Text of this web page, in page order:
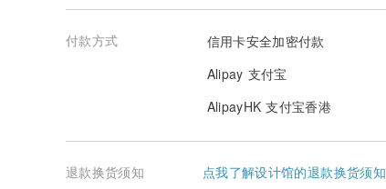
付款方式
信用卡安全加密付款
Alipay 支付宝
AlipayHK 支付宝香港
退款换货须知 点我了解设计馆的退款换货须知